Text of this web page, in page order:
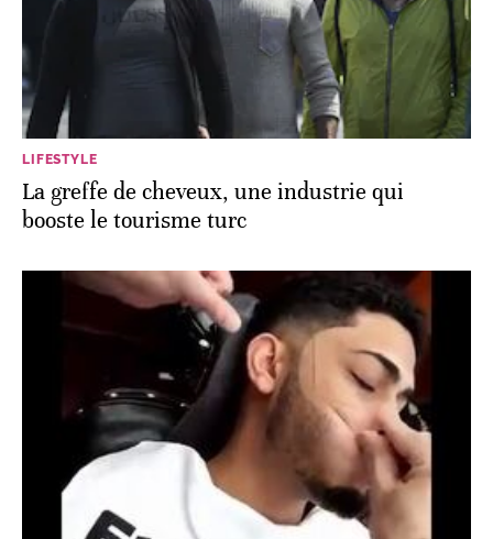
LIFESTYLE
La greffe de cheveux, une industrie qui
booste le tourisme turc